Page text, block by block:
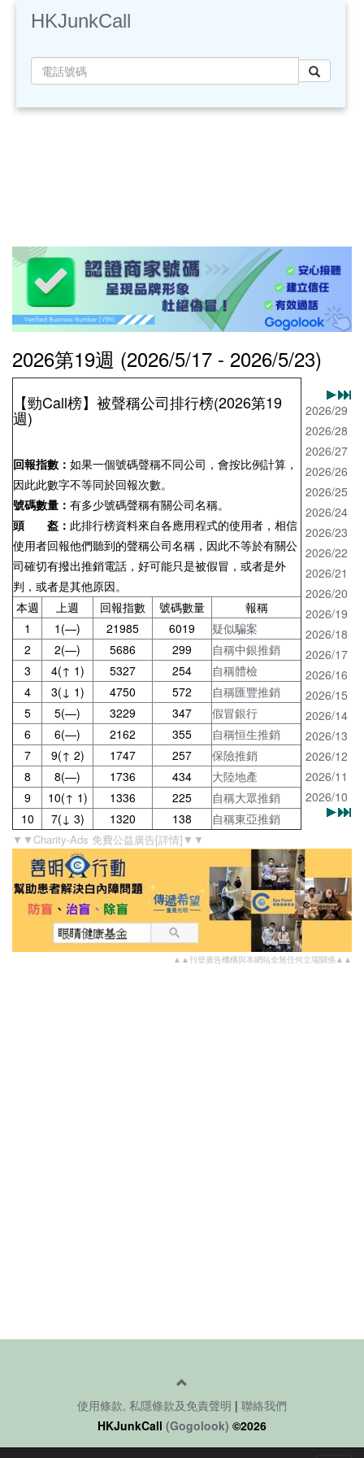
HKJunkCall
2026第19週 (2026/5/17 - 2026/5/23)
【勁Call榜】被聲稱公司排行榜(2026第19
週)
回報指數： 如果一個號碼聲稱不同公司，會按比例計算，
因此此數字不等同於回報次數。
號碼數量： 有多少號碼聲稱有關公司名稱。
頭 盔： 此排行榜資料來自各應用程式的使用者，相信
使用者回報他們聽到的聲稱公司名稱，因此不等於有關公
司確切有撥出推銷電話，好可能只是被假冒，或者是外
判，或者是其他原因。
本週
上週 回報指數 號碼數量
報稱
1
1(—) 21985 6019
疑似騙案
2
2(—) 5686 299
自稱中銀推銷
3
4(↑ 1) 5327 254
自稱體檢
4
3(↓ 1) 4750 572
自稱匯豐推銷
5
5(—) 3229 347
假冒銀行
6
6(—) 2162 355
自稱恒生推銷
7
9(↑ 2) 1747 257
保險推銷
8
8(—) 1736 434
大陸地產
9
10(↑ 1) 1336 225
自稱大眾推銷
10
7(↓ 3) 1320 138 自稱東亞推銷
2026/29
2026/28
2026/27
2026/26
2026/25
2026/24
2026/23
2026/22
2026/21
2026/20
2026/19
2026/18
2026/17
2026/16
2026/15
2026/14
2026/13
2026/12
2026/11
2026/10
▼▼Charity-Ads 免費公益廣告[詳情]▼▼
▲▲刊登廣告機構與本網站全無任何立場關係▲▲
使用條款, 私隱條款及免責聲明 | 聯絡我們
HKJunkCall (Gogolook) ©2026